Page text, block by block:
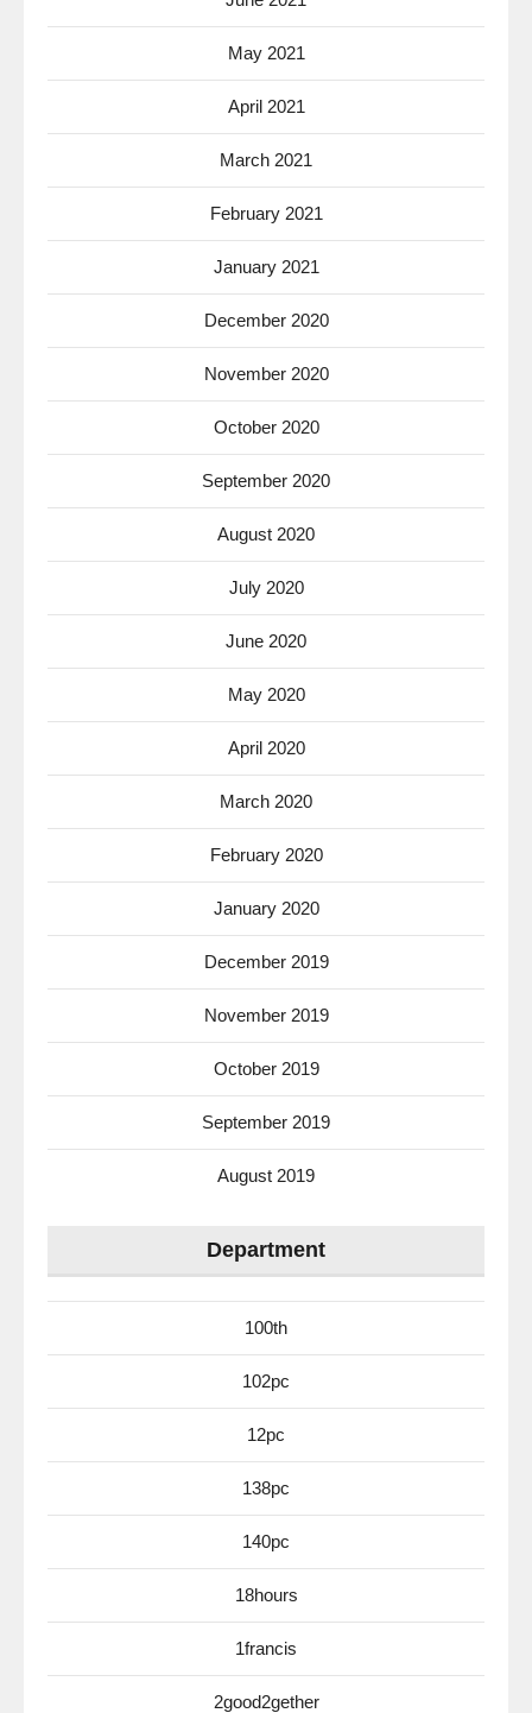
May 2021
April 2021
March 2021
February 2021
January 2021
December 2020
November 2020
October 2020
September 2020
August 2020
July 2020
June 2020
May 2020
April 2020
March 2020
February 2020
January 2020
December 2019
November 2019
October 2019
September 2019
August 2019
Department
100th
102pc
12pc
138pc
140pc
18hours
1francis
2good2gether